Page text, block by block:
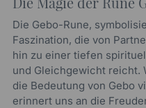
Die Gebo-Rune,
Faszination, die von
hin zu einer tiefen
und Gleichgewicht reicht.
die Bedeutung von Gebo
erinnert uns an die